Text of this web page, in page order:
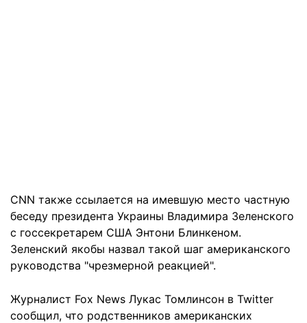
CNN также ссылается на имевшую место частную
беседу президента Украины Владимира Зеленского
с госсекретарем США Энтони Блинкеном.
Зеленский якобы назвал такой шаг американского
руководства "чрезмерной реакцией".
Журналист Fox News Лукас Томлинсон в Twitter
сообщил, что родственников американских